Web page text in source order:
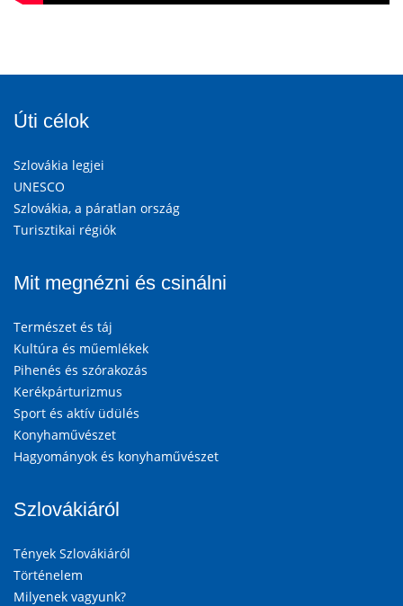
Úti célok
Szlovákia legjei
UNESCO
Szlovákia, a páratlan ország
Turisztikai régiók
Mit megnézni és csinálni
Természet és táj
Kultúra és műemlékek
Pihenés és szórakozás
Kerékpárturizmus
Sport és aktív üdülés
Konyhaművészet
Hagyományok és konyhaművészet
Szlovákiáról
Tények Szlovákiáról
Történelem
Milyenek vagyunk?